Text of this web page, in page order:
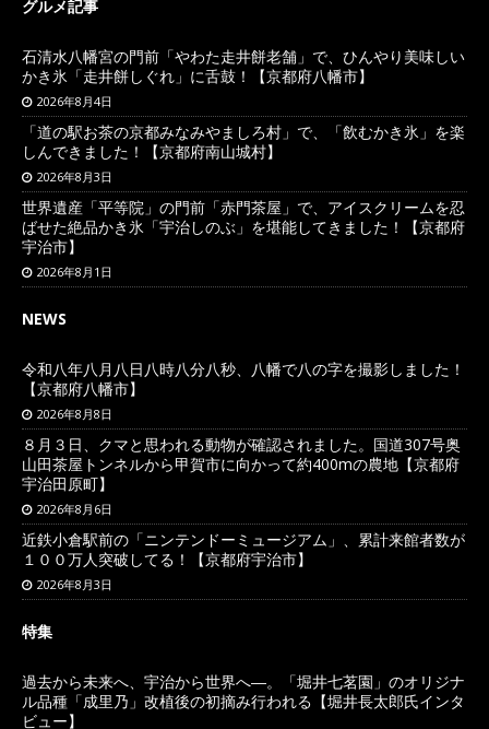
グルメ記事
石清水八幡宮の門前「やわた走井餅老舗」で、ひんやり美味しい
かき氷「走井餅しぐれ」に舌鼓！【京都府八幡市】
2026年8月4日
「道の駅お茶の京都みなみやましろ村」で、「飲むかき氷」を楽
しんできました！【京都府南山城村】
2026年8月3日
世界遺産「平等院」の門前「赤門茶屋」で、アイスクリームを忍
ばせた絶品かき氷「宇治しのぶ」を堪能してきました！【京都府
宇治市】
2026年8月1日
NEWS
令和八年八月八日八時八分八秒、八幡で八の字を撮影しました！
【京都府八幡市】
2026年8月8日
８月３日、クマと思われる動物が確認されました。国道307号奥
山田茶屋トンネルから甲賀市に向かって約400mの農地【京都府
宇治田原町】
2026年8月6日
近鉄小倉駅前の「ニンテンドーミュージアム」、累計来館者数が
１００万人突破してる！【京都府宇治市】
2026年8月3日
特集
過去から未来へ、宇治から世界へ―。「堀井七茗園」のオリジナ
ル品種「成里乃」改植後の初摘み行われる【堀井長太郎氏インタ
ビュー】